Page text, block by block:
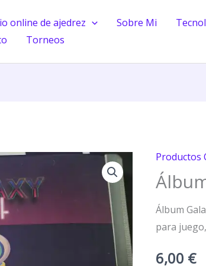
online de ajedrez Sobre Mi
Torneos
Productos
Álbum
para
6,00 €
Álbum
Galaxy
cantidad